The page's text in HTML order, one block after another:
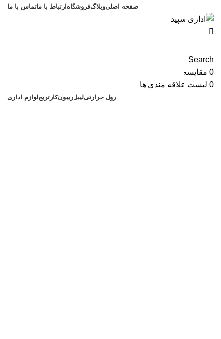
صفحه اصلیوبلاگفروشگاه ارتباط با ماتماس با ما
Search
0 مقایسه
0 لیست علاقه مندی ها
رول حرارتیلیبلریبونکارتریجلوازم اداری